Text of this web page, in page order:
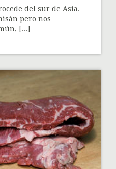
del sur de Asia.
pero nos
[...]